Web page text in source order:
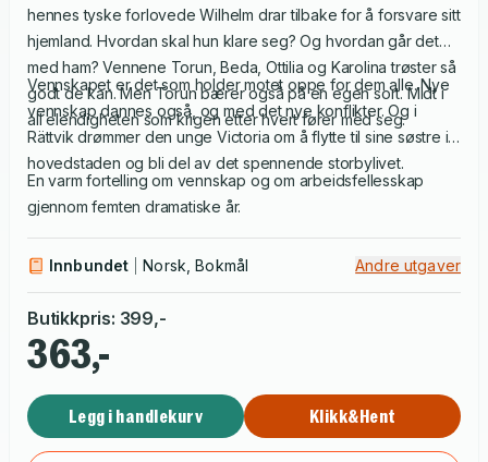
hennes tyske forlovede Wilhelm drar tilbake for å forsvare sitt
hjemland. Hvordan skal hun klare seg? Og hvordan går det
med ham? Vennene Torun, Beda, Ottilia og Karolina trøster så
godt de kan. Men Torun bærer også på en egen sort. Midt i
all elendigheten som krigen etter hvert fører med seg.
Vennskapet er det som holder motet oppe for dem alle. Nye
vennskap dannes også, og med det nye konflikter. Og i
Rättvik drømmer den unge Victoria om å flytte til sine søstre i
hovedstaden og bli del av det spennende storbylivet.
En varm fortelling om vennskap og om arbeidsfellesskap
gjennom femten dramatiske år.
Innbundet Norsk, Bokmål Andre utgaver
Butikkpris: 399,-
363,-
Legg i handlekurv Klikk&Hent